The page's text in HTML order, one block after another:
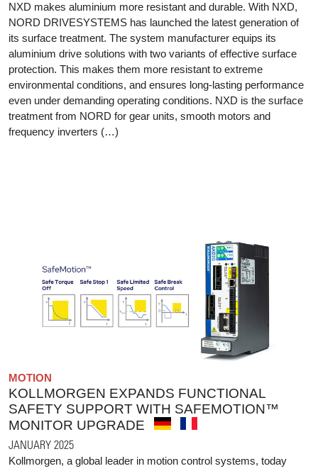
NXD makes aluminium more resistant and durable. With NXD,
NORD DRIVESYSTEMS has launched the latest generation of
its surface treatment. The system manufacturer equips its
aluminium drive solutions with two variants of effective surface
protection. This makes them more resistant to extreme
environmental conditions, and ensures long-lasting performance
even under demanding operating conditions. NXD is the surface
treatment from NORD for gear units, smooth motors and
frequency inverters (…)
MOTION
KOLLMORGEN EXPANDS FUNCTIONAL
SAFETY SUPPORT WITH SAFEMOTION™
MONITOR UPGRADE
JANUARY 2025
Kollmorgen, a global leader in motion control systems, today